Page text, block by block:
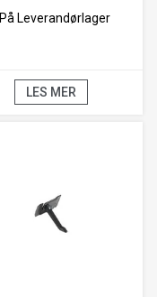
På Leverandørlager
LES MER